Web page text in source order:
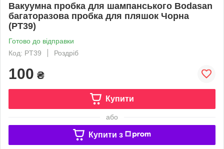
Вакуумна пробка для шампанського Bodasan
багаторазова пробка для пляшок Чорна
(PT39)
Готово до відправки
Код: PT39
Роздріб
100 ₴
Купити
або
Купити з